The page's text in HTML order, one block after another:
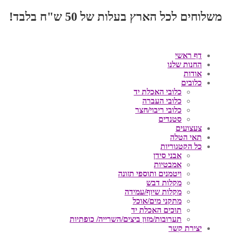
משלוחים לכל הארץ בעלות של 50 ש"ח בלבד!
דף ראשי
החנות שלנו
אודות
כלובים
כלובי האכלת יד
כלובי העברה
כלובי ריבוי/חצר
סטנדים
צעצועים
תאי הטלה
כל הקטגוריות
אבני סידן
אמבטיות
ויטמנים ותוספי תזונה
מקלות דבש
מקלות שיוף/עמידה
מתקני מים/אוכל
תוכים האכלת יד
תערובות/מזון ביצים/השרייה/ כופתיות
יצירת קשר